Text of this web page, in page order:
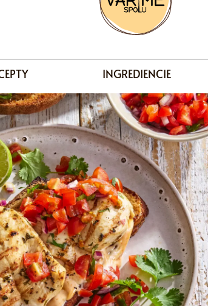
INGREDIENCIE